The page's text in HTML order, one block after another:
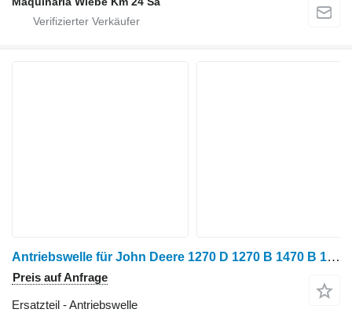
Antriebswelle für John Deere 1270 D 1270 B 1470 B 1470 E 1470G Harvester
Preis auf Anfrage
Ersatzteil - Antriebswelle